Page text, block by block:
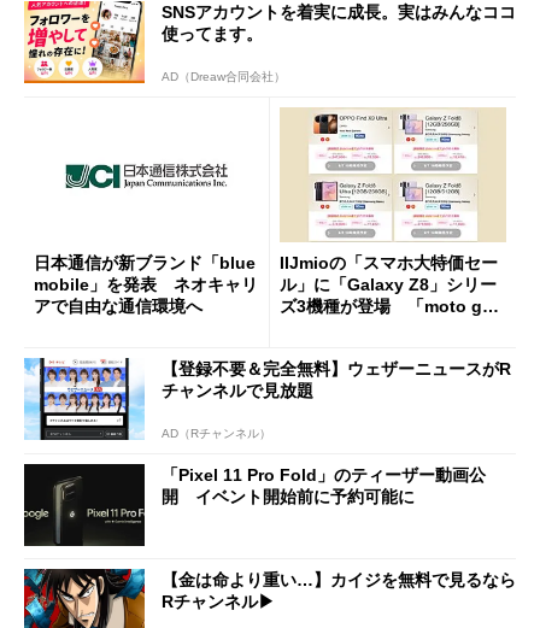
SNSアカウントを着実に成長。実はみんなココ
使ってます。
AD（Dreaw合同会社）
日本通信が新ブランド「blue
mobile」を発表 ネオキャリ
アで自由な通信環境へ
IIJmioの「スマホ大特価セー
ル」に「Galaxy Z8」シリー
ズ3機種が登場 「moto g37
【登録不要＆完全無料】ウェザーニュースがR
チャンネルで見放題
AD（Rチャンネル）
「Pixel 11 Pro Fold」のティーザー動画公
開 イベント開始前に予約可能に
【金は命より重い…】カイジを無料で見るなら
Rチャンネル▶︎